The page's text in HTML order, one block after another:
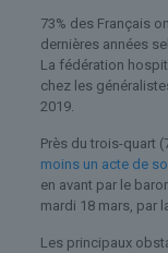
73% des Français
dernières années
La fédération
chez les
2019.
Près du trois-quart
moins un acte de
en avant par le
mardi 18 mars, par
Les principaux